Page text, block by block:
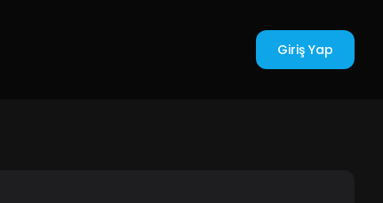
Giriş Yap